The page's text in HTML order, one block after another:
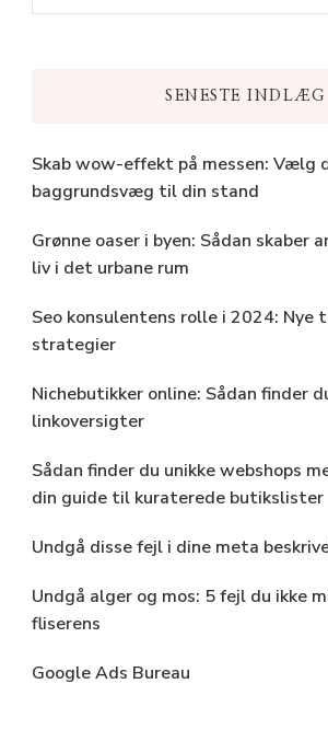
for
SENESTE INDLÆG
Skab wow-effekt på messen: Vælg
baggrundsvæg til din stand
Grønne oaser i byen: Sådan skaber
liv i det urbane rum
Seo konsulentens rolle i 2024: Nye
strategier
Nichebutikker online: Sådan finder
linkoversigter
Sådan finder du unikke webshops
din guide til kuraterede butikslister
Undgå disse fejl i dine meta
Undgå alger og mos: 5 fejl du ikke
fliserens
Google Ads Bureau